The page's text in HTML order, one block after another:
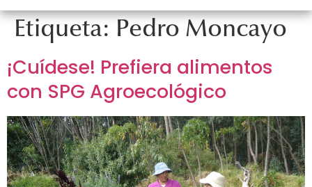
Etiqueta: Pedro Moncayo
¡Cuídese! Prefiera alimentos
con SPG Agroecológico